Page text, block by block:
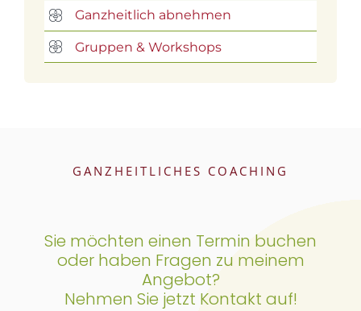
Ganzheitlich abnehmen
Gruppen & Workshops
GANZHEITLICHES COACHING
Sie möchten einen Termin buchen
oder haben Fragen zu meinem
Angebot?
Nehmen Sie jetzt Kontakt auf!